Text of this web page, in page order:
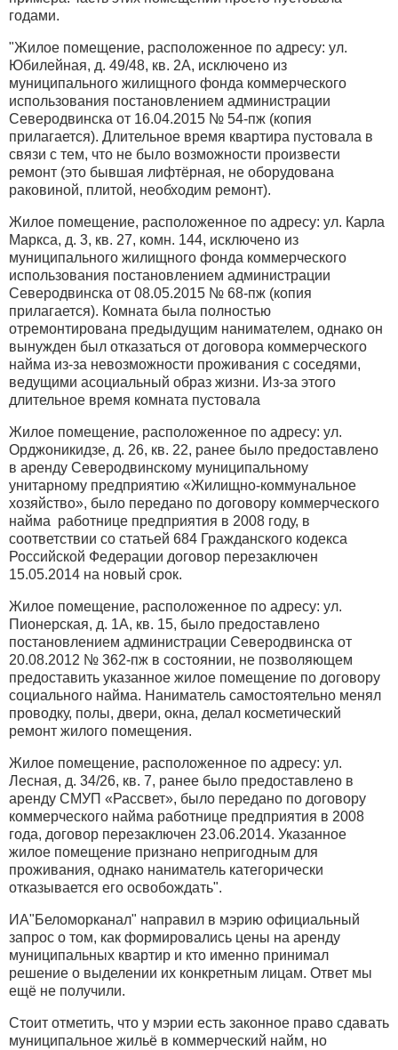
годами.
"Жилое помещение, расположенное по адресу: ул.
Юбилейная, д. 49/48, кв. 2А, исключено из
муниципального жилищного фонда коммерческого
использования постановлением администрации
Северодвинска от 16.04.2015 № 54-пж (копия
прилагается). Длительное время квартира пустовала в
связи с тем, что не было возможности произвести
ремонт (это бывшая лифтёрная, не оборудована
раковиной, плитой, необходим ремонт).
Жилое помещение, расположенное по адресу: ул. Карла
Маркса, д. 3, кв. 27, комн. 144, исключено из
муниципального жилищного фонда коммерческого
использования постановлением администрации
Северодвинска от 08.05.2015 № 68-пж (копия
прилагается). Комната была полностью
отремонтирована предыдущим нанимателем, однако он
вынужден был отказаться от договора коммерческого
найма из-за невозможности проживания с соседями,
ведущими асоциальный образ жизни. Из-за этого
длительное время комната пустовала
Жилое помещение, расположенное по адресу: ул.
Орджоникидзе, д. 26, кв. 22, ранее было предоставлено
в аренду Северодвинскому муниципальному
унитарному предприятию «Жилищно-коммунальное
хозяйство», было передано по договору коммерческого
найма работнице предприятия в 2008 году, в
соответствии со статьей 684 Гражданского кодекса
Российской Федерации договор перезаключен
15.05.2014 на новый срок.
Жилое помещение, расположенное по адресу: ул.
Пионерская, д. 1А, кв. 15, было предоставлено
постановлением администрации Северодвинска от
20.08.2012 № 362-пж в состоянии, не позволяющем
предоставить указанное жилое помещение по договору
социального найма. Наниматель самостоятельно менял
проводку, полы, двери, окна, делал косметический
ремонт жилого помещения.
Жилое помещение, расположенное по адресу: ул.
Лесная, д. 34/26, кв. 7, ранее было предоставлено в
аренду СМУП «Рассвет», было передано по договору
коммерческого найма работнице предприятия в 2008
года, договор перезаключен 23.06.2014. Указанное
жилое помещение признано непригодным для
проживания, однако наниматель категорически
отказывается его освобождать".
ИА"Беломорканал" направил в мэрию официальный
запрос о том, как формировались цены на аренду
муниципальных квартир и кто именно принимал
решение о выделении их конкретным лицам. Ответ мы
ещё не получили.
Стоит отметить, что у мэрии есть законное право сдавать
муниципальное жильё в коммерческий найм, но